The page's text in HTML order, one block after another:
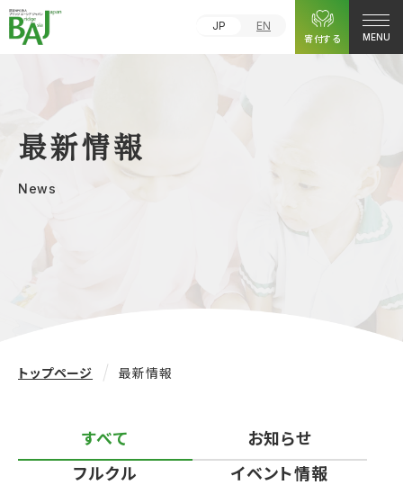
JP
EN
寄付する
MENU
最新情報
News
トップページ 最新情報
すべて
お知らせ
フルクル
イベント情報